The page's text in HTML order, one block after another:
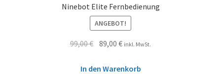
Ninebot Elite Fernbedienung
ANGEBOT!
99,00€ 89,00€ inkl. MwSt.
In den Warenkorb